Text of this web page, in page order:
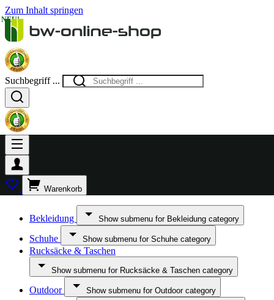
Zum Inhalt springen
Suchbegriff ...
Warenkorb
Bekleidung Show submenu for Bekleidung category
Schuhe Show submenu for Schuhe category
Rucksäcke & Taschen
Show submenu for Rucksäcke & Taschen category
Outdoor Show submenu for Outdoor category
NEU!